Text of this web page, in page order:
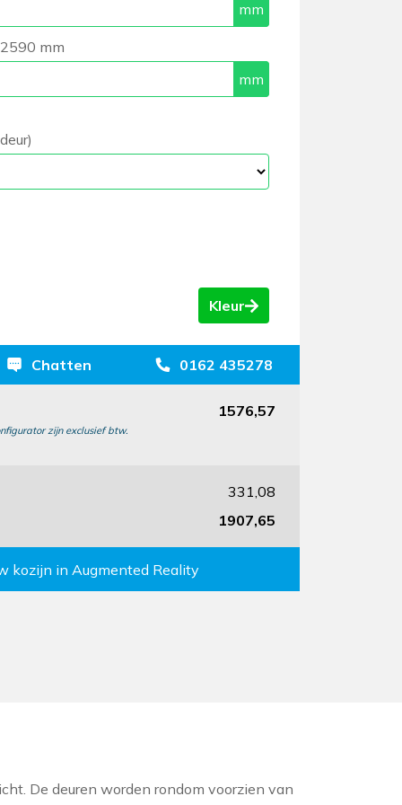
mm
Kleur
Chatten 0162 435278
1576,57
zijn exclusief btw.
331,08
1907,65
kozijn in Augmented Reality
De deuren worden rondom voorzien van